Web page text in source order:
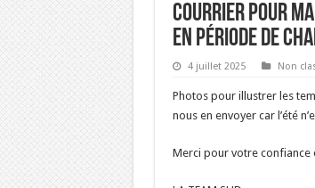
Courrier pour
en période de
4 juillet 2025 Non
Photos pour illustrer les
nous en envoyer car l’été
Merci pour votre confiance